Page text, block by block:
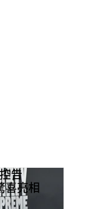
告
喜亮相